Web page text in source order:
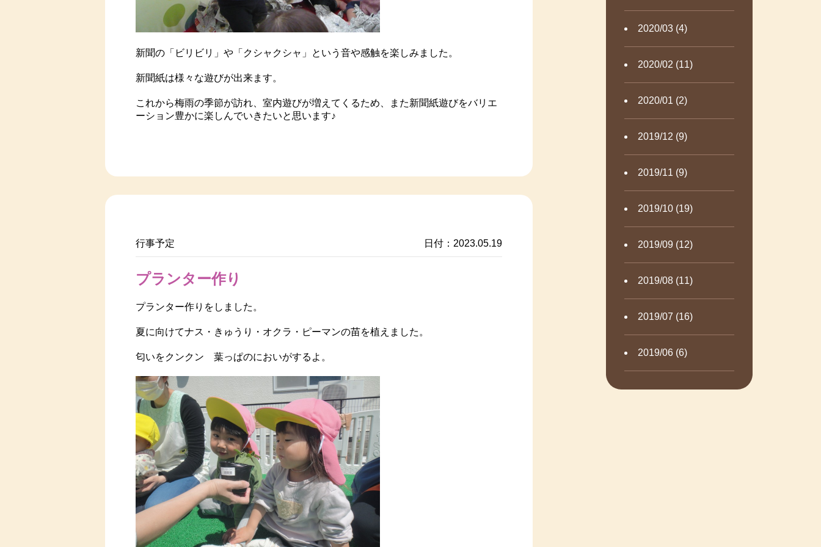
2020/03 (4)
2020/02 (11)
2020/01 (2)
2019/12 (9)
2019/11 (9)
2019/10 (19)
2019/09 (12)
2019/08 (11)
2019/07 (16)
2019/06 (6)
新聞の「ビリビリ」や「クシャクシャ」という音や感触を楽しみました。
新聞紙は様々な遊びが出来ます。
これから梅雨の季節が訪れ、室内遊びが増えてくるため、また新聞紙遊びをバリエ
ーション豊かに楽しんでいきたいと思います♪
行事予定 日付：2023.05.19
プランター作り
プランター作りをしました。
夏に向けてナス・きゅうり・オクラ・ピーマンの苗を植えました。
匂いをクンクン 葉っぱのにおいがするよ。